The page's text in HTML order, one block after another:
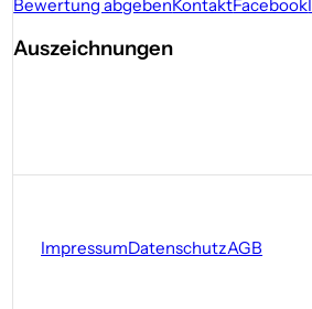
Bewertung abgebenKontaktFacebook
Auszeichnungen
ImpressumDatenschutzAGB